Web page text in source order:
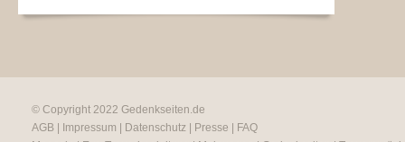
© Copyright 2022 Gedenkseiten.de
AGB
Impressum Datenschutz Presse
FAQ